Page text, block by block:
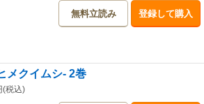
無料立読み 登録して購入
メクイムシ- 2巻
(税込)